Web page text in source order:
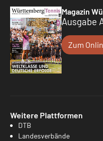
Magazin
Ausgabe
Zum
Weitere Plattformen
DTB
Landesverbände